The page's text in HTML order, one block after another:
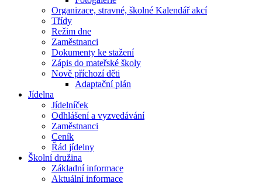
Organizace, stravné, školné Kalendář akcí
Třídy
Režim dne
Zaměstnanci
Dokumenty ke stažení
Zápis do mateřské školy
Nově příchozí děti
Adaptační plán
Jídelna
Jídelníček
Odhlášení a vyzvedávání
Zaměstnanci
Ceník
Řád jídelny
Školní družina
Základní informace
Aktuální informace